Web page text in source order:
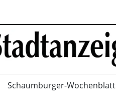
Schaumburger-Wochenblatt